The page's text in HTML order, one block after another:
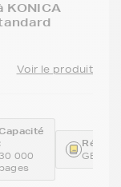
KONICA
Voir le produit
:
000
pages